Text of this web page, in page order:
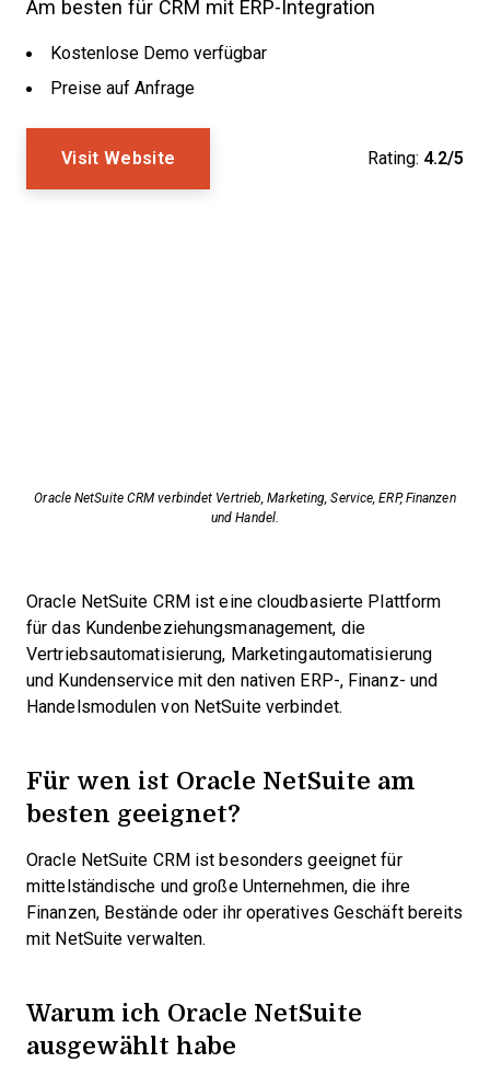
Am besten für CRM mit ERP-Integration
Kostenlose Demo verfügbar
Preise auf Anfrage
Visit Website Rating: 4.2/5
Oracle NetSuite CRM verbindet Vertrieb, Marketing, Service, ERP, Finanzen
und Handel.
Oracle NetSuite CRM ist eine cloudbasierte Plattform
für das Kundenbeziehungsmanagement, die
Vertriebsautomatisierung, Marketingautomatisierung
und Kundenservice mit den nativen ERP-, Finanz- und
Handelsmodulen von NetSuite verbindet.
Für wen ist Oracle NetSuite am
besten geeignet?
Oracle NetSuite CRM ist besonders geeignet für
mittelständische und große Unternehmen, die ihre
Finanzen, Bestände oder ihr operatives Geschäft bereits
mit NetSuite verwalten.
Warum ich Oracle NetSuite
ausgewählt habe